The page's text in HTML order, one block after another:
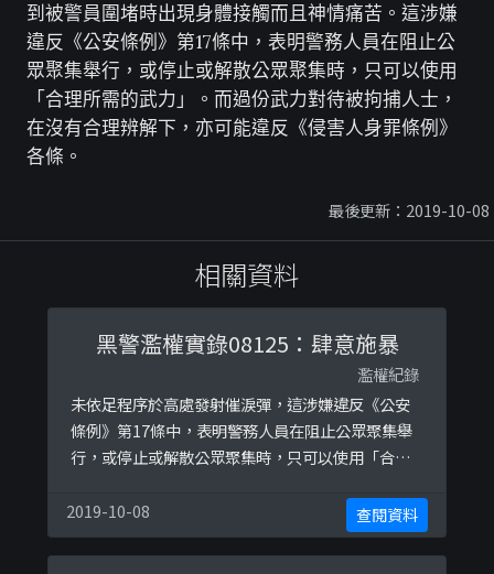
到被警員圍堵時出現身體接觸而且神情痛苦。這涉嫌
違反《公安條例》第17條中，表明警務人員在阻止公
眾聚集舉行，或停止或解散公眾聚集時，只可以使用
「合理所需的武力」。而過份武力對待被拘捕人士，
在沒有合理辨解下，亦可能違反《侵害人身罪條例》
各條。
最後更新：2019-10-08
相關資料
黑警濫權實錄08125：肆意施暴
濫權紀錄
未依足程序於高處發射催淚彈，這涉嫌違反《公安
條例》第17條中，表明警務人員在阻止公眾聚集舉
行，或停止或解散公眾聚集時，只可以使用「合理
2019-10-08
查閱資料